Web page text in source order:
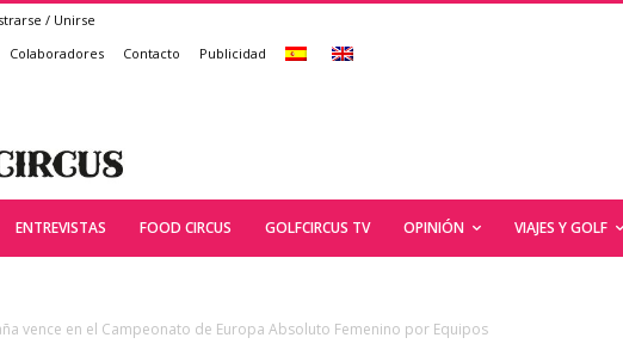
/ Unirse
Colaboradores Contacto Publicidad
ENTREVISTAS FOOD CIRCUS GOLFCIRCUS TV OPINIÓN VIAJES Y GOLF
vence en el Campeonato de Europa Absoluto Femenino por Equipos